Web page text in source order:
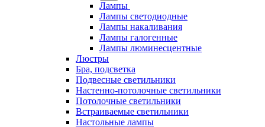
Лампы
Лампы светодиодные
Лампы накаливания
Лампы галогенные
Лампы люминесцентные
Люстры
Бра, подсветка
Подвесные светильники
Настенно-потолочные светильники
Потолочные светильники
Встраиваемые светильники
Настольные лампы